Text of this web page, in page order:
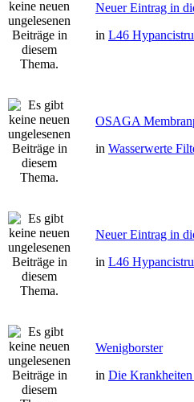
Neuer Eintrag in
in L46
OSAGA
in Wasserwerte
Neuer Eintrag in
in L46
Wenigborster
in Die